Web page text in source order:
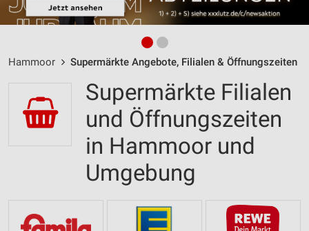
Hammoor Supermärkte Angebote, Filialen & Öffnungszeiten
Supermärkte Filialen
und Öffnungszeiten
in Hammoor und
Umgebung